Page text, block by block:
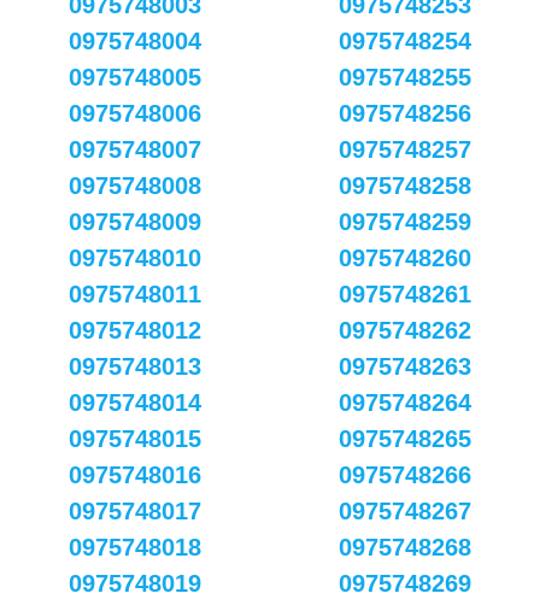
0975748004
0975748005
0975748006
0975748007
0975748008
0975748009
0975748010
0975748011
0975748012
0975748013
0975748014
0975748015
0975748016
0975748017
0975748018
0975748019
0975748254
0975748255
0975748256
0975748257
0975748258
0975748259
0975748260
0975748261
0975748262
0975748263
0975748264
0975748265
0975748266
0975748267
0975748268
0975748269